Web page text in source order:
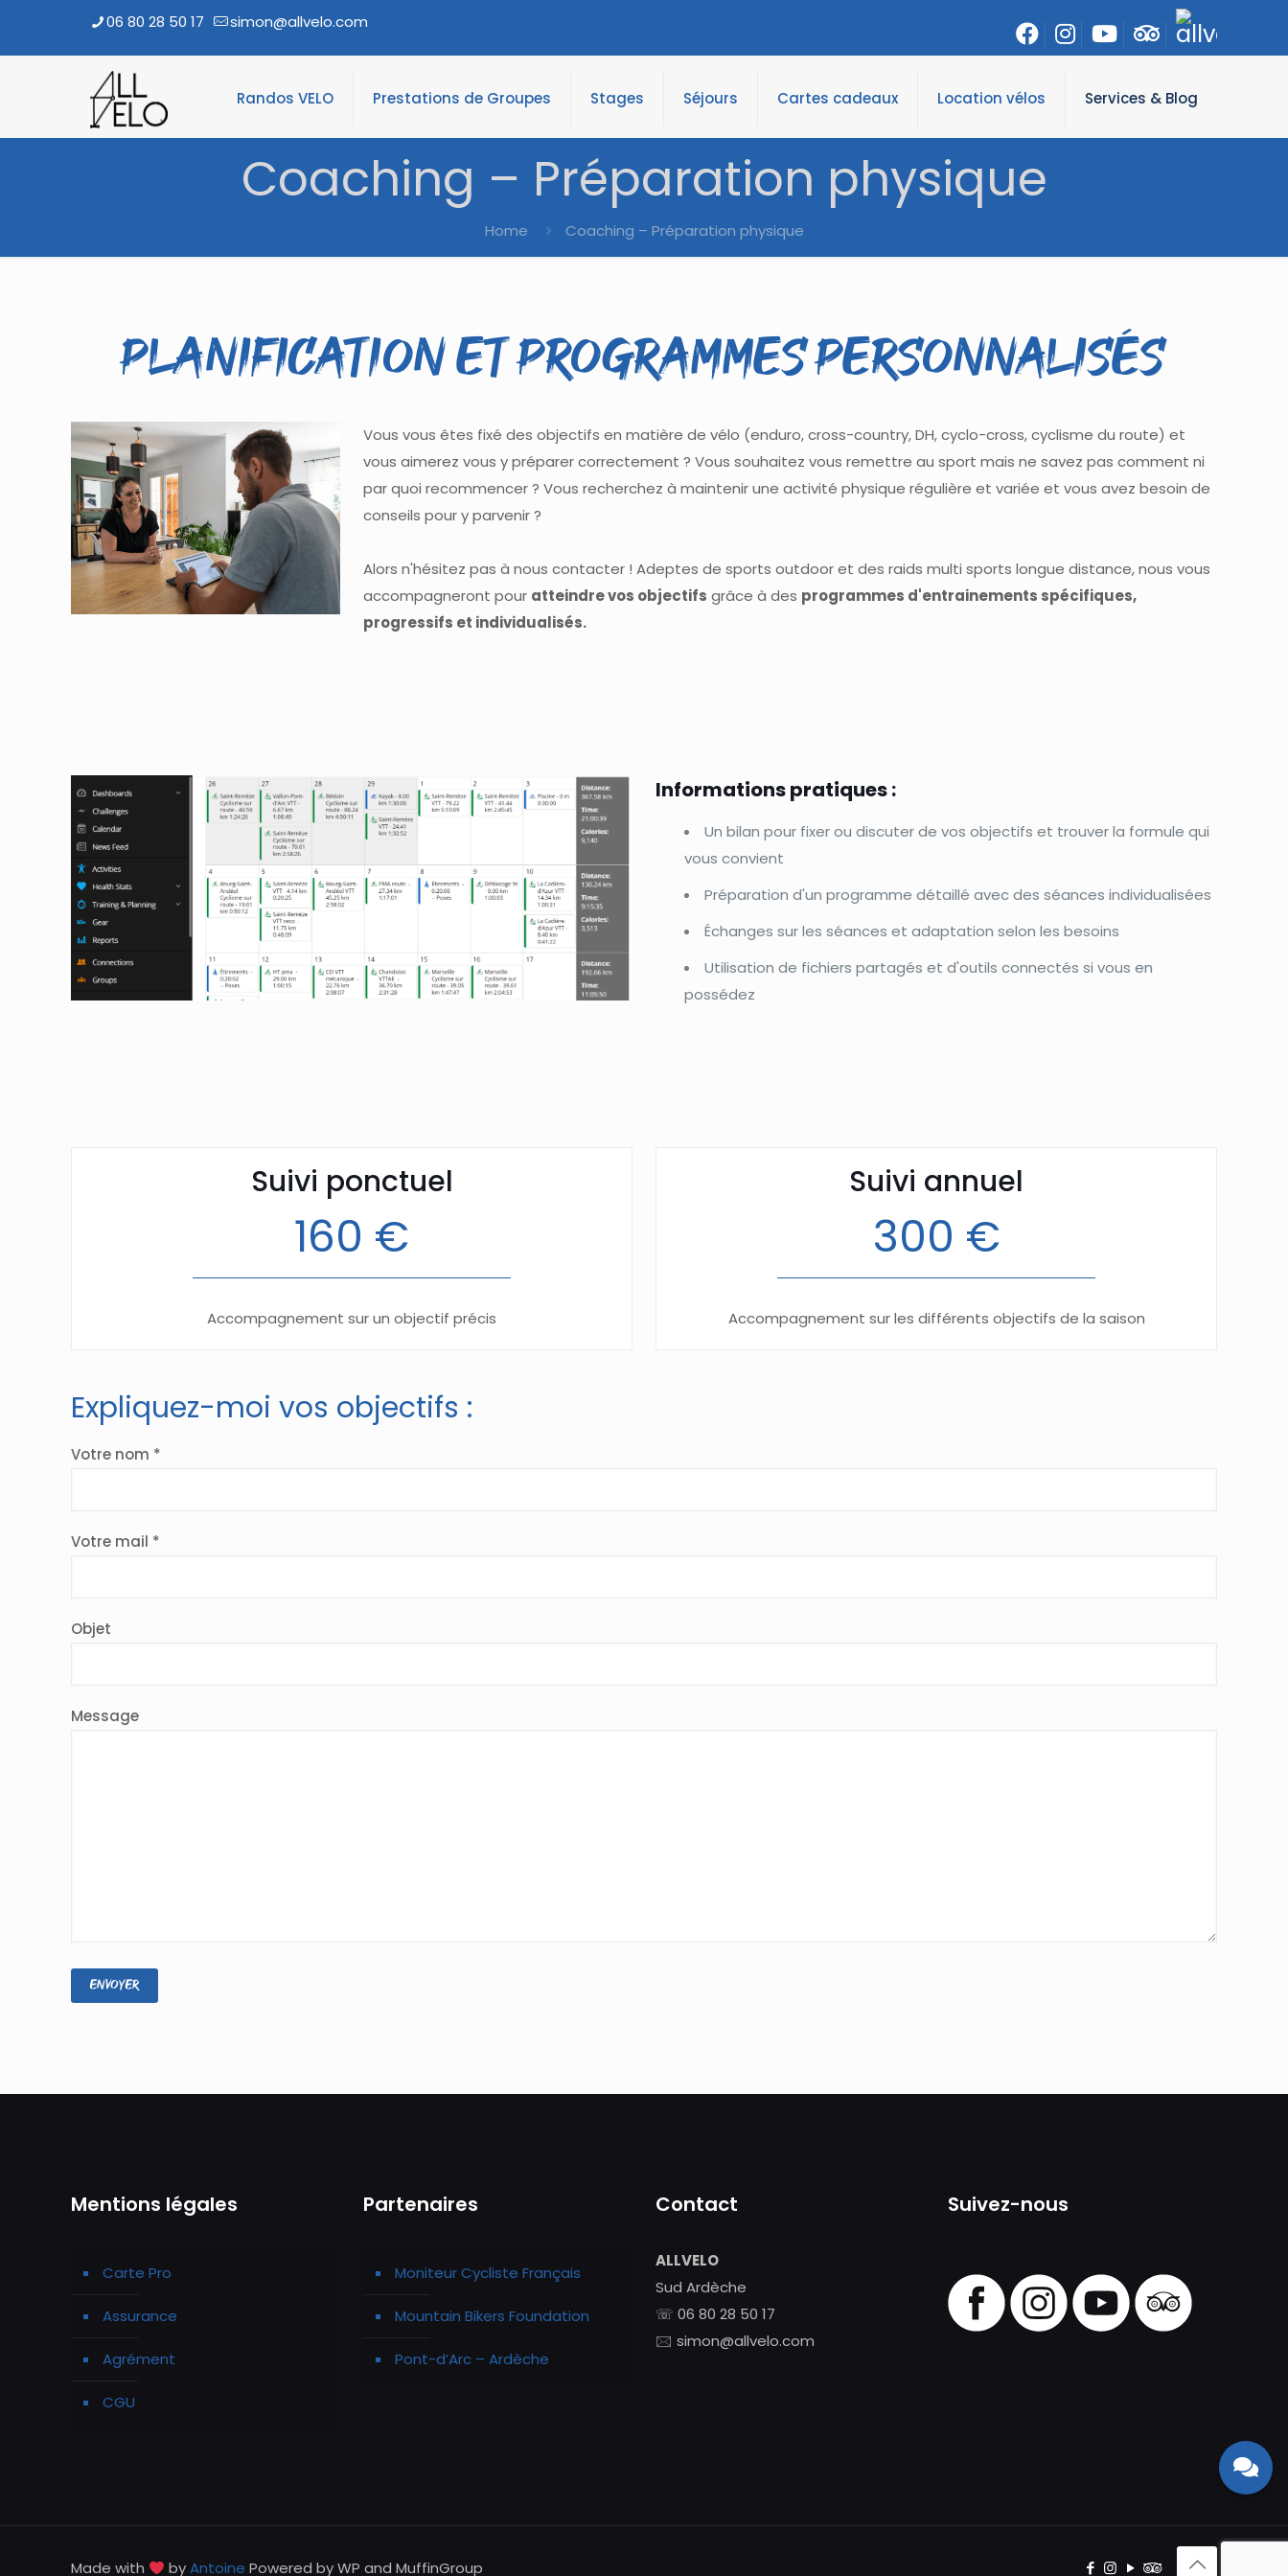
06 80 28 50 17 simon@allvelo.com
Randos VELO Prestations de Groupes Stages Séjours Cartes cadeaux Location vélos Services & Blog
Coaching – Préparation physique
Home Coaching – Préparation physique
Planification et programmes personnalisés
Vous vous êtes fixé des objectifs en matière de vélo (enduro, cross-country, DH, cyclo-cross, cyclisme du route) et
vous aimerez vous y préparer correctement ? Vous souhaitez vous remettre au sport mais ne savez pas comment ni
par quoi recommencer ? Vous recherchez à maintenir une activité physique régulière et variée et vous avez besoin de
conseils pour y parvenir ?
Alors n'hésitez pas à nous contacter ! Adeptes de sports outdoor et des raids multi sports longue distance, nous vous
accompagneront pour atteindre vos objectifs grâce à des programmes d'entrainements spécifiques,
progressifs et individualisés.
Informations pratiques :
Un bilan pour fixer ou discuter de vos objectifs et trouver la formule qui
vous convient
Préparation d'un programme détaillé avec des séances individualisées
Échanges sur les séances et adaptation selon les besoins
Utilisation de fichiers partagés et d'outils connectés si vous en
possédez
Suivi ponctuel
160 €
Accompagnement sur un objectif précis
Suivi annuel
300 €
Accompagnement sur les différents objectifs de la saison
Expliquez-moi vos objectifs :
Votre nom *
Votre mail *
Objet
Message
Mentions légales
Carte Pro
Assurance
Agrément
CGU
Partenaires
Moniteur Cycliste Français
Mountain Bikers Foundation
Pont-d’Arc – Ardèche
Contact
ALLVELO
Sud Ardèche
☏ 06 80 28 50 17
🖂 simon@allvelo.com
Suivez-nous
Made with byAntoine Powered by WP and MuffinGroup